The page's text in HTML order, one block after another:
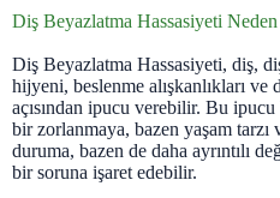
Diş Beyazlatma Hassasiyeti
Diş Beyazlatma Hassasiyeti, diş,
hijyeni, beslenme alışkanlıkları
açısından ipucu verebilir. Bu
bir zorlanmaya, bazen yaşam
duruma, bazen de daha ayrıntılı
bir soruna işaret edebilir.